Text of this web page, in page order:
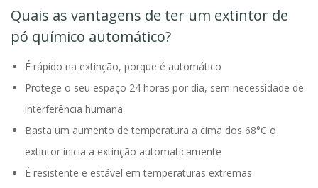
Quais as vantagens de ter um extintor de
pó químico automático?
É rápido na extinção, porque é automático
Protege o seu espaço 24 horas por dia, sem necessidade de
interferência humana
Basta um aumento de temperatura a cima dos 68°C o
extintor inicia a extinção automaticamente
É resistente e estável em temperaturas extremas